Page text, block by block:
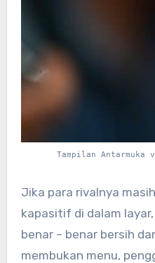
Tampilan Antarmuka
Jika para rivalnya
kapasitif di dalam
benar – benar bersih
membukan menu,